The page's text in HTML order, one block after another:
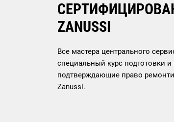
ZANUSSI
Все мастера центрального
специальный курс подготовки
подтверждающие право
Zanussi.